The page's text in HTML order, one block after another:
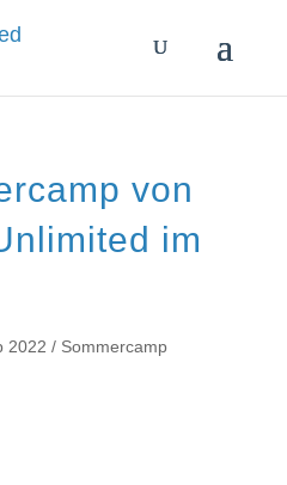
von
im
2022 / Sommercamp